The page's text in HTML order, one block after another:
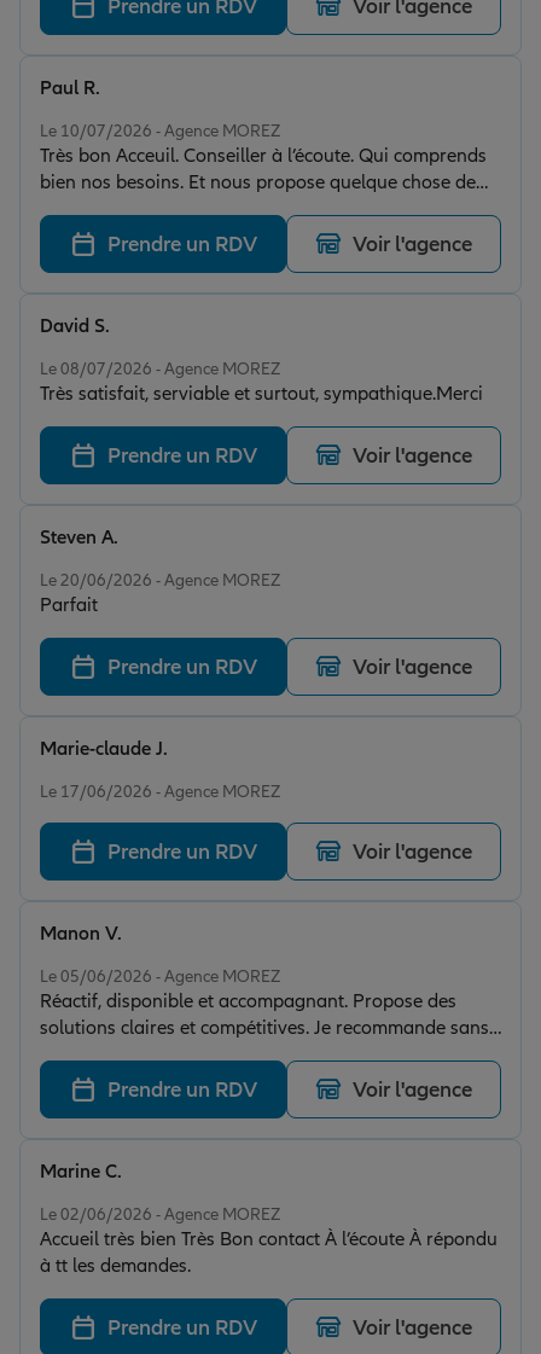
Prendre un RDV Voir l'agence
Le 10/07/2026 - Agence MOREZ
Très bon Acceuil. Conseiller à l’écoute. Qui comprends
bien nos besoins. Et nous propose quelque chose de
fiable.
Paul R.
Prendre un RDV Voir l'agence
Le 08/07/2026 - Agence MOREZ
Très satisfait, serviable et surtout, sympathique.Merci
David S.
Prendre un RDV Voir l'agence
Le 20/06/2026 - Agence MOREZ
Parfait
Steven A.
Prendre un RDV Voir l'agence
Le 17/06/2026 - Agence MOREZ
Marie-claude J.
Prendre un RDV Voir l'agence
Le 05/06/2026 - Agence MOREZ
Réactif, disponible et accompagnant. Propose des
solutions claires et compétitives. Je recommande sans
hésitation !
Manon V.
Prendre un RDV Voir l'agence
Le 02/06/2026 - Agence MOREZ
Accueil très bien Très Bon contact À l’écoute À répondu
à tt les demandes.
Marine C.
Prendre un RDV Voir l'agence